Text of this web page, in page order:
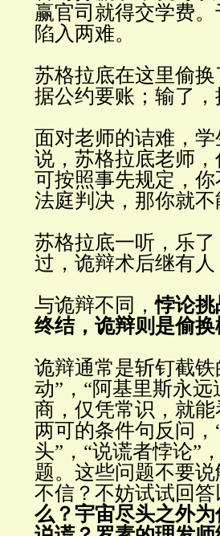
赢官司就得交学费
陷入两难。
苏格拉底在这里偷
据公约要账；输了
面对老师的诘难，
说，苏格拉底老师
可按照事先规定，
法庭判决，那你就
苏格拉底一听，乐
过，诡辩术后继有
与诡辩不同，悖论
终结，诡辩则是偷
诡辩通常是斩钉截铁
动” ， “阿基里斯永
商，仅凭常识，就
两可的条件句反问，
头” ， “说谎者悖论” ，
题。这些问题不要
不信 ？ 不妨试试回答
么？宇宙尽头之外